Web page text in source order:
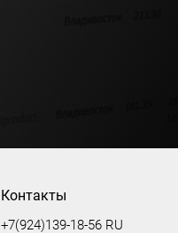
Контакты
+7(924)139-18-56 RU